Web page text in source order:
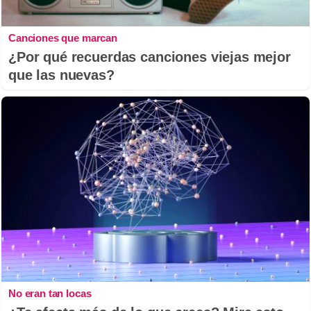
Canciones que marcan
¿Por qué recuerdas canciones viejas mejor
que las nuevas?
No eran tan locas